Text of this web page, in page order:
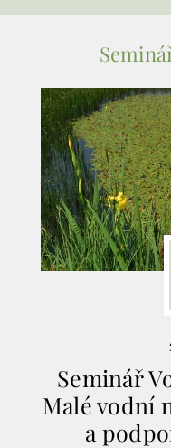
Seminář
Malé vodní
a